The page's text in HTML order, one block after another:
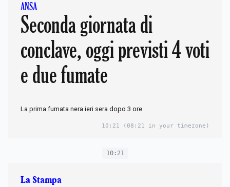
ANSA
Seconda giornata di
conclave, oggi previsti 4 voti
e due fumate
La prima fumata nera ieri sera dopo 3 ore
10:21 (08:21 in your timezone)
10:21
La Stampa